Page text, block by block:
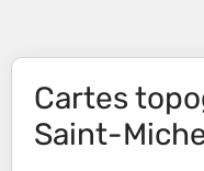
Cartes
Saint-